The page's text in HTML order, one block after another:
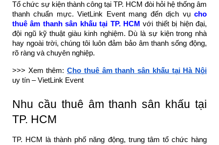
Tổ chức sự kiện thành công tại TP. HCM đòi hỏi hệ thống âm
thanh chuẩn mực. VietLink Event mang đến dịch vụ cho
thuê âm thanh sân khấu tại TP. HCM với thiết bị hiện đại,
đội ngũ kỹ thuật giàu kinh nghiệm. Dù là sự kiện trong nhà
hay ngoài trời, chúng tôi luôn đảm bảo âm thanh sống động,
rõ ràng và chuyên nghiệp.
>>> Xem thêm:Cho thuê âm thanh sân khấu tại Hà Nội
uy tín – VietLink Event
Nhu cầu thuê âm thanh sân khấu tại
TP. HCM
TP. HCM là thành phố năng động, trung tâm tổ chức hàng